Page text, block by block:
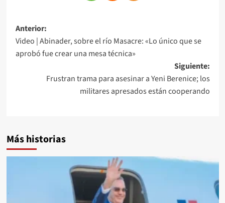
Anterior:
Video | Abinader, sobre el río Masacre: «Lo único que se
aprobó fue crear una mesa técnica»
Siguiente:
Frustran trama para asesinar a Yeni Berenice; los
militares apresados están cooperando
Más historias